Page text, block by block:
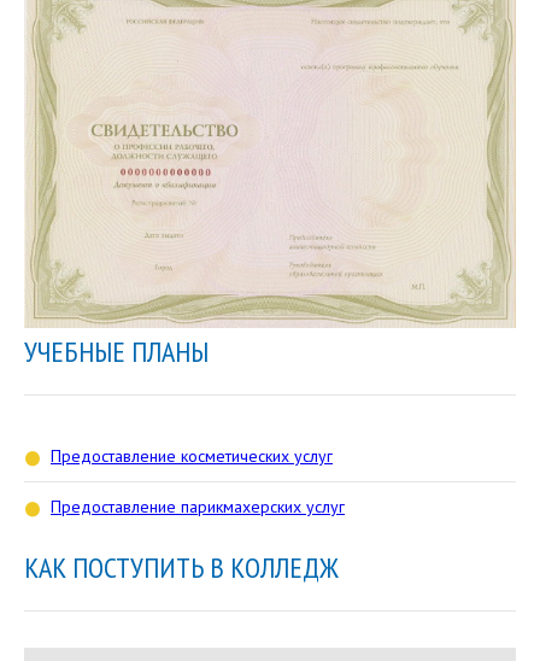
УЧЕБНЫЕ ПЛАНЫ
Предоставление косметических услуг
Предоставление парикмахерских услуг
КАК ПОСТУПИТЬ В КОЛЛЕДЖ